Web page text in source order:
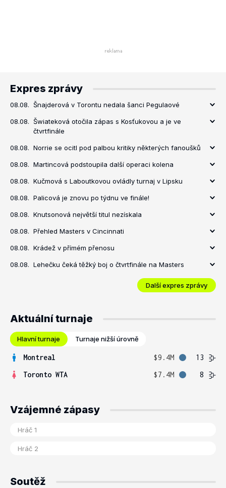
Expres zprávy
08.08. Šnajderová v Torontu nedala šanci Pegulaové
08.08. Šwiateková otočila zápas s Kosťukovou a je ve
čtvrtfinále
08.08. Norrie se ocitl pod palbou kritiky některých fanoušků
08.08. Martincová podstoupila další operaci kolena
08.08. Kučmová s Laboutkovou ovládly turnaj v Lipsku
08.08. Palicová je znovu po týdnu ve finále!
08.08. Knutsonová největší titul nezískala
08.08. Přehled Masters v Cincinnati
08.08. Krádež v přímém přenosu
08.08. Lehečku čeká těžký boj o čtvrtfinále na Masters
Další expres zprávy
Aktuální turnaje
Hlavní turnaje Turnaje nižší úrovně
Montreal $9.4M
13
Toronto WTA
$7.4M 8
Vzájemné zápasy
Soutěž